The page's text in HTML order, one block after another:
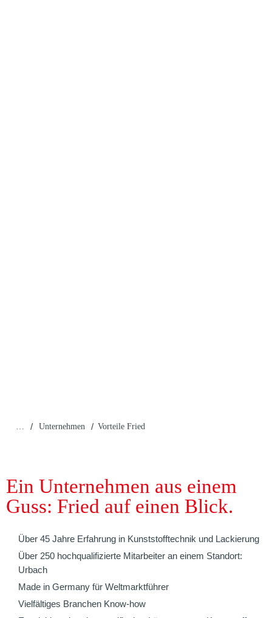
/ Unternehmen / Vorteile Fried
Ein Unternehmen aus einem
Guss: Fried auf einen Blick.
Über 45 Jahre Erfahrung in Kunststofftechnik und Lackierung
Über 250 hochqualifizierte Mitarbeiter an einem Standort:
Urbach
Made in Germany für Weltmarktführer
Vielfältiges Branchen Know-how